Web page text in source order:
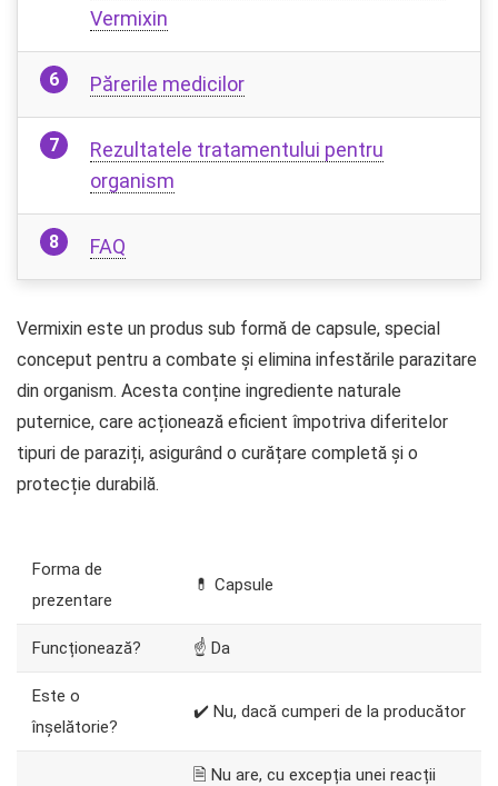
Vermixin
Părerile medicilor
Rezultatele tratamentului pentru
organism
FAQ
Vermixin este un produs sub formă de capsule, special
conceput pentru a combate și elimina infestările parazitare
din organism. Acesta conține ingrediente naturale
puternice, care acționează eficient împotriva diferitelor
tipuri de paraziți, asigurând o curățare completă și o
protecție durabilă.
Forma de
prezentare
💊 Capsule
Funcționează? ☝ Da
Este o
înșelătorie?
✔️ Nu, dacă cumperi de la producător
🗎 Nu are, cu excepția unei reacții